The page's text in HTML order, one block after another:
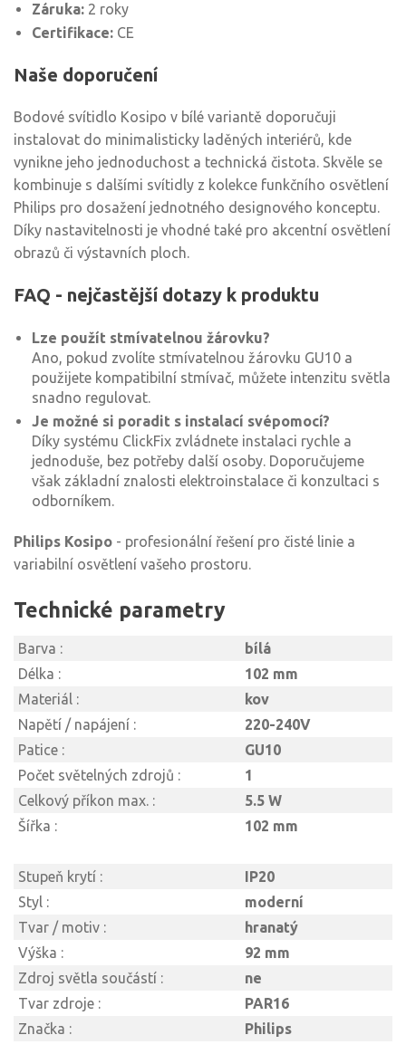
Záruka: 2 roky
Certifikace: CE
Naše doporučení
Bodové svítidlo Kosipo v bílé variantě doporučuji
instalovat do minimalisticky laděných interiérů, kde
vynikne jeho jednoduchost a technická čistota. Skvěle se
kombinuje s dalšími svítidly z kolekce funkčního osvětlení
Philips pro dosažení jednotného designového konceptu.
Díky nastavitelnosti je vhodné také pro akcentní osvětlení
obrazů či výstavních ploch.
FAQ - nejčastější dotazy k produktu
Lze použít stmívatelnou žárovku?
Ano, pokud zvolíte stmívatelnou žárovku GU10 a
použijete kompatibilní stmívač, můžete intenzitu světla
snadno regulovat.
Je možné si poradit s instalací svépomocí?
Díky systému ClickFix zvládnete instalaci rychle a
jednoduše, bez potřeby další osoby. Doporučujeme
však základní znalosti elektroinstalace či konzultaci s
odborníkem.
Philips Kosipo - profesionální řešení pro čisté linie a
variabilní osvětlení vašeho prostoru.
Technické parametry
Barva :
bílá
Délka :
102 mm
Materiál :
kov
Napětí / napájení :
220-240V
Patice :
GU10
Počet světelných zdrojů :
1
Celkový příkon max. :
5.5 W
Šířka :
102 mm
Stupeň krytí :
IP20
Styl :
moderní
Tvar / motiv :
hranatý
Výška :
92 mm
Zdroj světla součástí :
ne
Tvar zdroje :
PAR16
Značka :
Philips